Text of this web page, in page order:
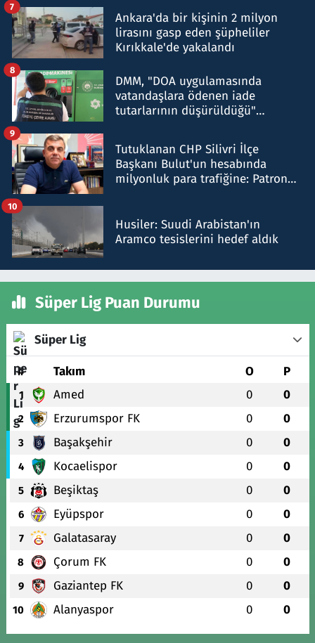
Ankara'da bir kişinin 2 milyon
lirasını gasp eden şüpheliler
Kırıkkale'de yakalandı
7
DMM, "DOA uygulamasında
vatandaşlara ödenen iade
tutarlarının düşürüldüğü"
8
Tutuklanan CHP Silivri İlçe
Başkanı Bulut'un hesabında
milyonluk para trafiğine: Patron
9
Husiler: Suudi Arabistan'ın
Aramco tesislerini hedef aldık
10
Süper Lig Puan Durumu
Süper Lig
# Takım O P
1 Amed 0 0
2 Erzurumspor FK 0 0
3 Başakşehir 0 0
4 Kocaelispor 0 0
5 Beşiktaş 0 0
6 Eyüpspor 0 0
7 Galatasaray 0 0
8 Çorum FK 0 0
9 Gaziantep FK 0 0
10 Alanyaspor 0 0